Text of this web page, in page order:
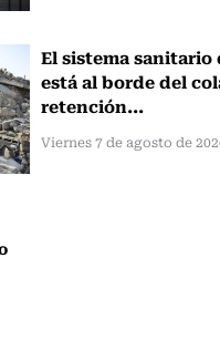
El sistema sanitario
está al borde del
retención...
Viernes 7 de agosto de